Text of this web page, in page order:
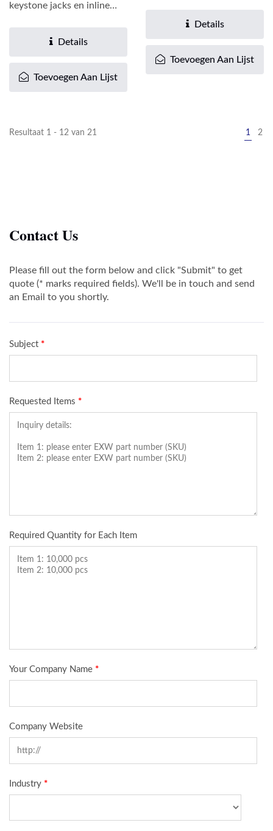
keystone jacks en inline
Details
Toevoegen Aan Lijst
en Cat.6A...Details
Toevoegen Aan Lijst
Resultaat 1 - 12 van 21 1 2